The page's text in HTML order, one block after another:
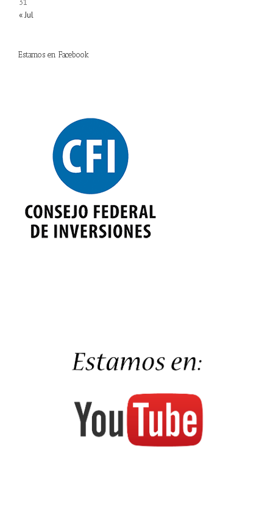
« Jul
31
Estamos en Facebook